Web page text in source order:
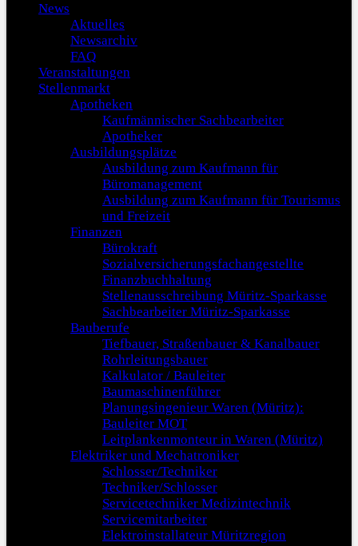
News
Aktuelles
Newsarchiv
FAQ
Veranstaltungen
Stellenmarkt
Apotheken
Kaufmännischer Sachbearbeiter
Apotheker
Ausbildungsplätze
Ausbildung zum Kaufmann für
Büromanagement
Ausbildung zum Kaufmann für Tourismus
und Freizeit
Finanzen
Bürokraft
Sozialversicherungsfachangestellte
Finanzbuchhaltung
Stellenausschreibung Müritz-Sparkasse
Sachbearbeiter Müritz-Sparkasse
Bauberufe
Tiefbauer, Straßenbauer & Kanalbauer
Rohrleitungsbauer
Kalkulator / Bauleiter
Baumaschinenführer
Planungsingenieur Waren (Müritz):
Bauleiter MOT
Leitplankenmonteur in Waren (Müritz)
Elektriker und Mechatroniker
Schlosser/Techniker
Techniker/Schlosser
Servicetechniker Medizintechnik
Servicemitarbeiter
Elektroinstallateur Müritzregion